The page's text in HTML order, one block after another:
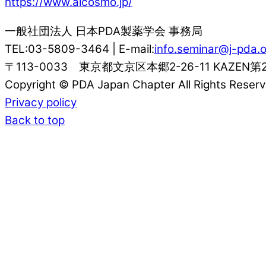
一般社団法人 日本PDA製薬学会 事務局
TEL:03-5809-3464 | E-mail:info.seminar@j-
〒113-0033 東京都文京区本郷2-26-11 KAZEN第
Copyright © PDA Japan Chapter All Rights
Privacy policy
Back to top